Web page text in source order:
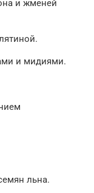
и жменей
и мидиями.
льна.